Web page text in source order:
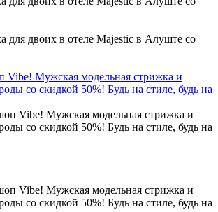
Vibe! Мужская модельная стрижка и
со скидкой 50%! Будь на стиле, будь на